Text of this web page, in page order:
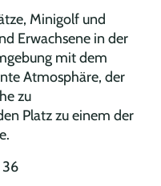
Minigolf und
Erwachsene in der
mit dem
Atmosphäre, der
zu
Platz zu einem der